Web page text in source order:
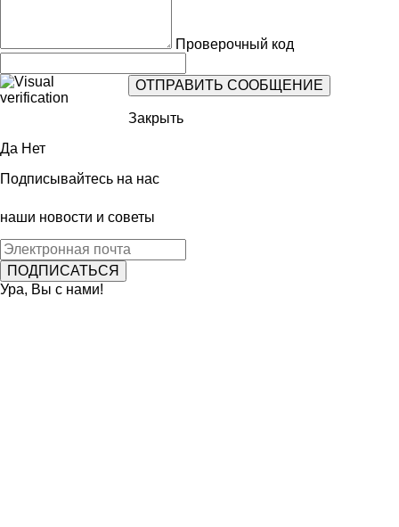
Проверочный код
Закрыть
Да Нет
Подписывайтесь на нас
наши новости и советы
Ура, Вы с нами!